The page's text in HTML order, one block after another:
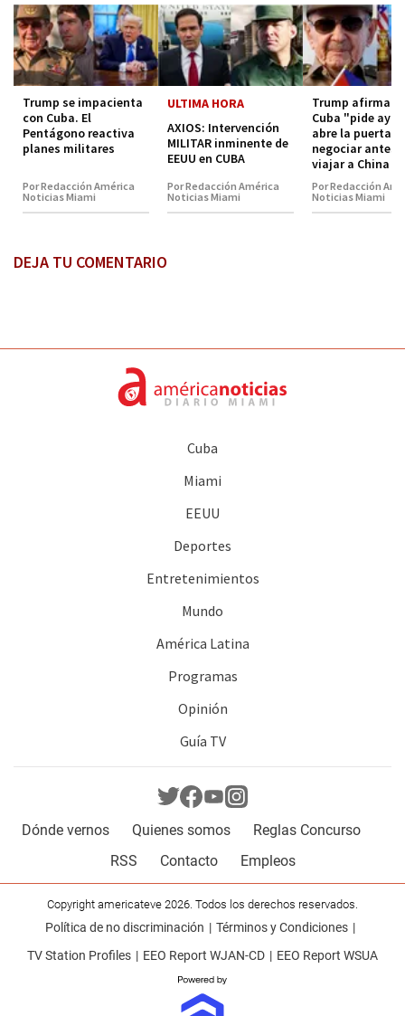
Trump se impacienta
con Cuba. El
Pentágono reactiva
planes militares
Por Redacción América
Noticias Miami
ULTIMA HORA
AXIOS: Intervención
MILITAR inminente de
EEUU en CUBA
Por Redacción América
Noticias Miami
Trump afirma
Cuba "pide
abre la puerta a
negociar antes
viajar a China
Por Redacción
Noticias Miami
DEJA TU COMENTARIO
Cuba
Miami
EEUU
Deportes
Entretenimientos
Mundo
América Latina
Programas
Opinión
Guía TV
Dónde vernos Quienes somos
Reglas Concurso
RSS
Contacto Empleos
Copyright americateve 2026. Todos los derechos reservados.
Política de no discriminación
Términos y Condiciones
TV Station Profiles
EEO Report WJAN-CD EEO Report WSUA